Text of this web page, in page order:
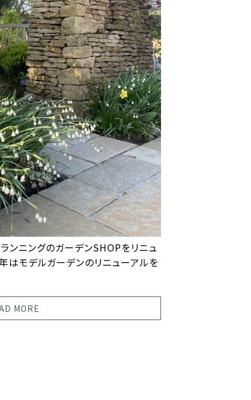
ンニングのガーデンSHOPをリニュ
はモデルガーデンのリニューアルを
MORE